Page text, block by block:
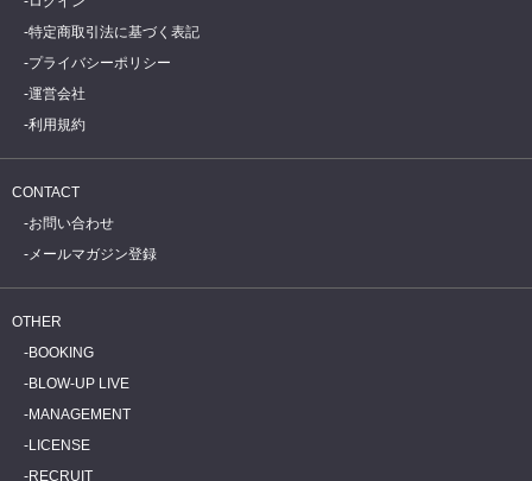
特定商取引法に基づく表記
プライバシーポリシー
運営会社
利用規約
CONTACT
お問い合わせ
メールマガジン登録
OTHER
BOOKING
BLOW-UP LIVE
MANAGEMENT
LICENSE
RECRUIT